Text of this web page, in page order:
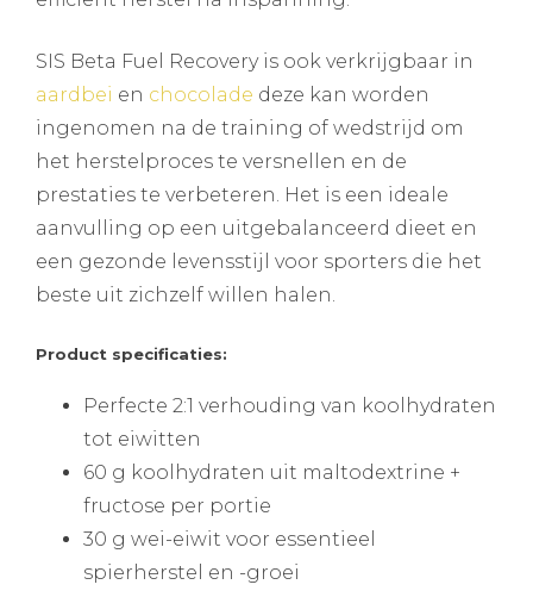
SIS Beta Fuel Recovery is ook verkrijgbaar in
aardbei en chocolade deze kan worden
ingenomen na de training of wedstrijd om
het herstelproces te versnellen en de
prestaties te verbeteren. Het is een ideale
aanvulling op een uitgebalanceerd dieet en
een gezonde levensstijl voor sporters die het
beste uit zichzelf willen halen.
Product specificaties:
Perfecte 2:1 verhouding van koolhydraten
tot eiwitten
60 g koolhydraten uit maltodextrine +
fructose per portie
30 g wei-eiwit voor essentieel
spierherstel en -groei